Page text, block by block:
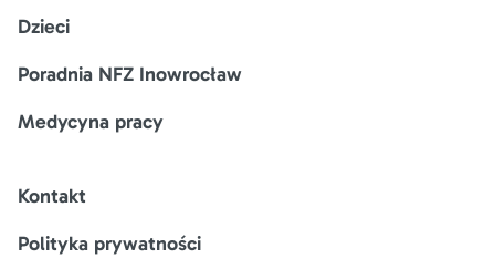
Dzieci
Poradnia NFZ Inowrocław
Medycyna pracy
Kontakt
Polityka prywatności